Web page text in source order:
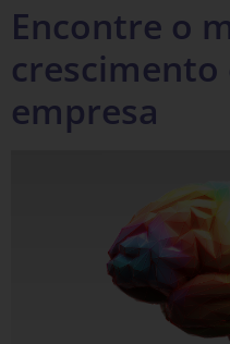
Encontre o
crescimento
empresa